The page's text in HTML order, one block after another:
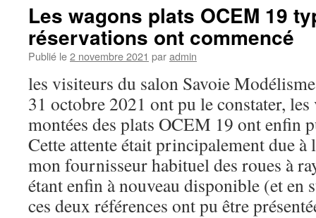
Les wagons plats OCEM 19
réservations ont commencé
Publié le2 novembre 2021 paradmin
les visiteurs du salon Savoie
31 octobre 2021 ont pu le constater,
montées des plats OCEM 19 ont enfin
Cette attente était principalement due
mon fournisseur habituel des roues à
étant enfin à nouveau disponible (et en
ces deux références ont pu être